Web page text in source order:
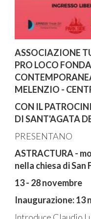
ASSOCIAZIONE
PRO LOCO
MELENZIO -
CON IL
DI SANT'AGATA
PRESENTANO
ASTRACTURA -
nella chiesa di San
13 - 28 novembre
Inaugurazione: 13